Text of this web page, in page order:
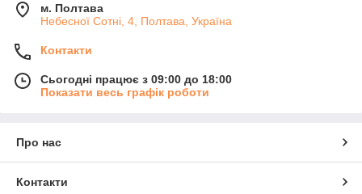
м. Полтава
Небесної Сотні, 4, Полтава, Україна
Контакти
Сьогодні працює з 09:00 до 18:00
Показати весь графік роботи
Про нас
Контакти